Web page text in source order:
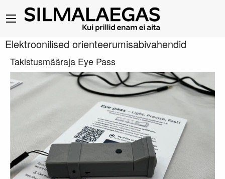
Elektroonilised orienteerumisabivahendid
Takistusmääraja Eye Pass